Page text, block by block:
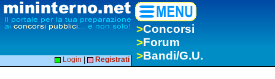
>Concorsi
>Forum
>Bandi/G.U.
Login Registrati